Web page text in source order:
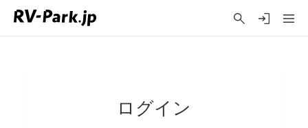
ログイン